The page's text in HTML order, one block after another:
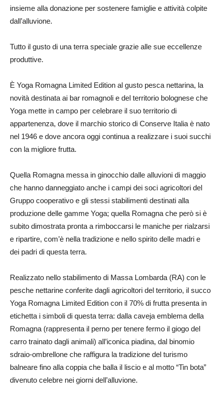
insieme alla donazione per sostenere famiglie e attività colpite
dall’alluvione.
Tutto il gusto di una terra speciale grazie alle sue eccellenze
produttive.
È Yoga Romagna Limited Edition al gusto pesca nettarina, la
novità destinata ai bar romagnoli e del territorio bolognese che
Yoga mette in campo per celebrare il suo territorio di
appartenenza, dove il marchio storico di Conserve Italia è nato
nel 1946 e dove ancora oggi continua a realizzare i suoi succhi
con la migliore frutta.
Quella Romagna messa in ginocchio dalle alluvioni di maggio
che hanno danneggiato anche i campi dei soci agricoltori del
Gruppo cooperativo e gli stessi stabilimenti destinati alla
produzione delle gamme Yoga; quella Romagna che però si è
subito dimostrata pronta a rimboccarsi le maniche per rialzarsi
e ripartire, com’è nella tradizione e nello spirito delle madri e
dei padri di questa terra.
Realizzato nello stabilimento di Massa Lombarda (RA) con le
pesche nettarine conferite dagli agricoltori del territorio, il succo
Yoga Romagna Limited Edition con il 70% di frutta presenta in
etichetta i simboli di questa terra: dalla caveja emblema della
Romagna (rappresenta il perno per tenere fermo il giogo del
carro trainato dagli animali) all’iconica piadina, dal binomio
sdraio-ombrellone che raffigura la tradizione del turismo
balneare fino alla coppia che balla il liscio e al motto “Tin bota”
divenuto celebre nei giorni dell’alluvione.